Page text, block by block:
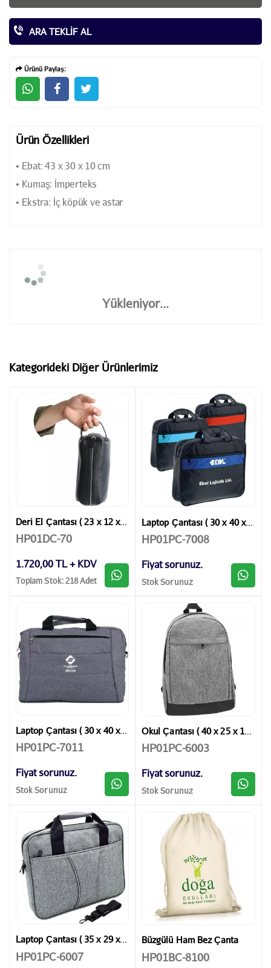
ARA TEKLIF AL
Ürünü Paylaş:
Ürün Özellikleri
• Ebat: 43 x 30 x 10 cm
• Kumaş: İmperteks
• Ekstra: İç köpük ve astar
Yükleniyor...
Kategorideki Diğer Ürünlerimiz
Deri El Çantası ( 23 x 12 x 10 cm )
HP01DC-70
1.720,00 TL + KDV
Toplam Stok: 218 Adet
Laptop Çantası ( 30 x 40 x 6 cm )
HP01PC-7008
Fiyat sorunuz.
Stok Sorunuz
Laptop Çantası ( 30 x 40 x 10 cm )
HP01PC-7011
Fiyat sorunuz.
Stok Sorunuz
Okul Çantası ( 40 x 25 x 13 cm )
HP01PC-6003
Fiyat sorunuz.
Stok Sorunuz
Laptop Çantası ( 35 x 29 x 6 cm )
HP01PC-6007
Büzgülü Ham Bez Çanta
HP01BC-8100